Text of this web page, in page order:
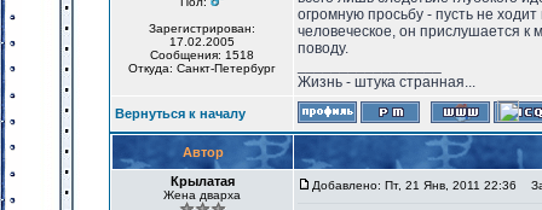
Зарегистрирован:
17.02.2005
Сообщения: 1518
Откуда: Санкт-Петербург
огромную просьбу - пусть не
человеческое, он прислушается к
поводу.
Жизнь - штука странная...
Вернуться к началу
Автор
Крылатая
Жена дварха
Добавлено: Пт, 21 Янв, 2011 22:36